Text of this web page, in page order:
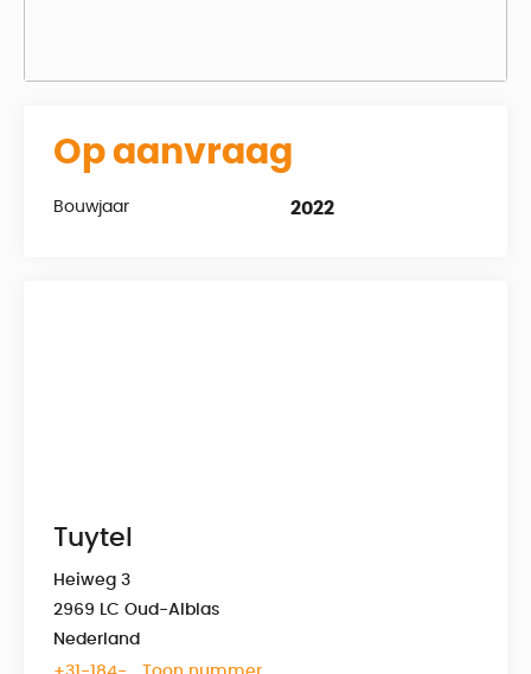
Op aanvraag
Bouwjaar 2022
Tuytel
Heiweg 3
2969 LC Oud-Alblas
Nederland